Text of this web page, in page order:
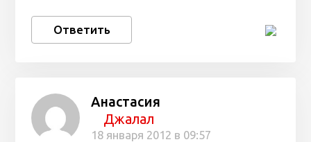
Ответить
Анастасия
Джалал
18 января 2012 в 09:57